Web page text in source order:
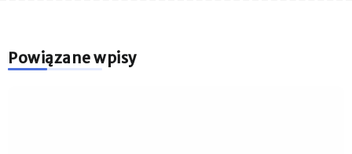
Powiązane wpisy